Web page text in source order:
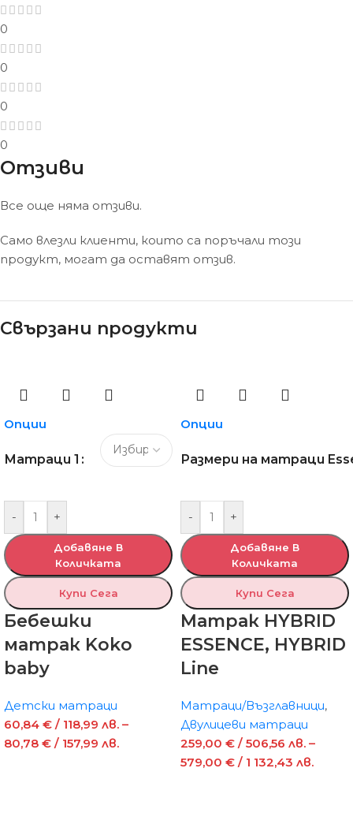
0
0
0
0
Отзиви
Все още няма отзиви.
Само влезли клиенти, които са поръчали този
продукт, могат да оставят отзив.
Свързани продукти
Опции
Матраци 1
- +
Добавяне В
Количката
Купи Сега
Бебешки
матрак Koko
baby
Детски матраци
60,84 € / 118,99 лв. –
80,78 € / 157,99 лв.
Опции
Размери на матраци
- +
Добавяне В
Количката
Купи Сега
Матрак HYBRID
ESSENCE, HYBRID
Line
Матраци/Възглавници,
Двулицеви матраци
259,00 € / 506,56 лв. –
579,00 € / 1 132,43 лв.